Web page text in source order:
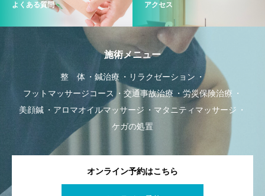
よくある質問 アクセス
施術メニュー
整 体 鍼治療
リラクゼーション
フットマッサージコース
交通事故治療
労災保険治療
美顔鍼
アロマオイルマッサージ
マタニティマッサージ
ケガの処置
オンライン予約はこちら